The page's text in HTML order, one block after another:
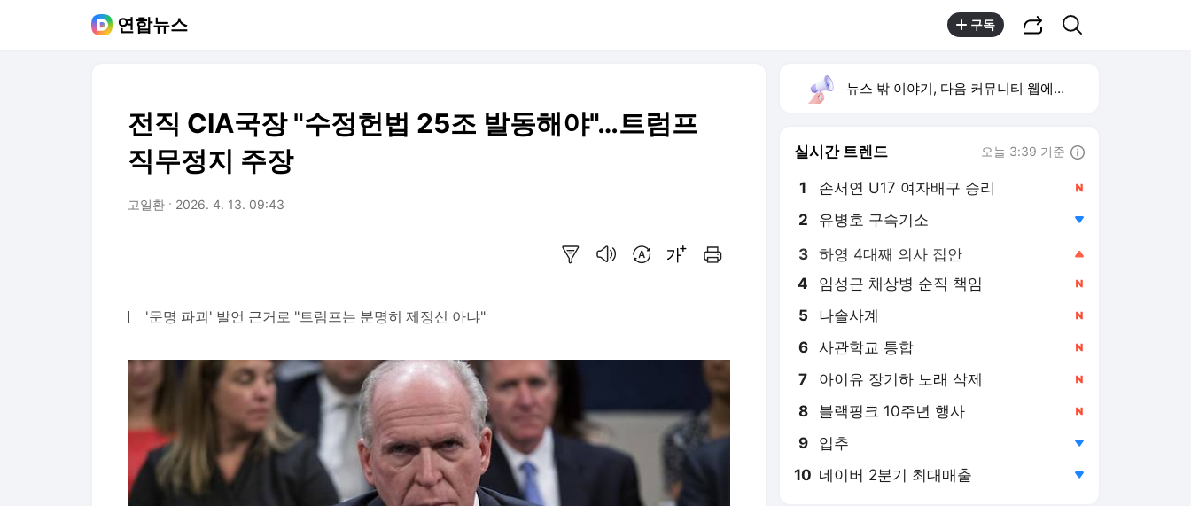
연합뉴스 구독
전직 CIA국장 "수정헌법 25조 발동해야"…트럼프
직무정지 주장
고일환 2026. 4. 13. 09:43
'문명 파괴' 발언 근거로 "트럼프는 분명히 제정신 아냐"
뉴스 밖 이야기, 다음 커뮤니티 웹에서 보기
실시간 트렌드 오늘 3:39 기준
1 손서연 U17 여자배구 승리
2 유병호 구속기소
3 하영 4대째 의사 집안
4 임성근 채상병 순직 책임
5 나솔사계
6 사관학교 통합
7 아이유 장기하 노래 삭제
8 블랙핑크 10주년 행사
9 입추
10 네이버 2분기 최대매출